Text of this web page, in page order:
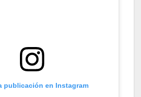
publicación en Instagram